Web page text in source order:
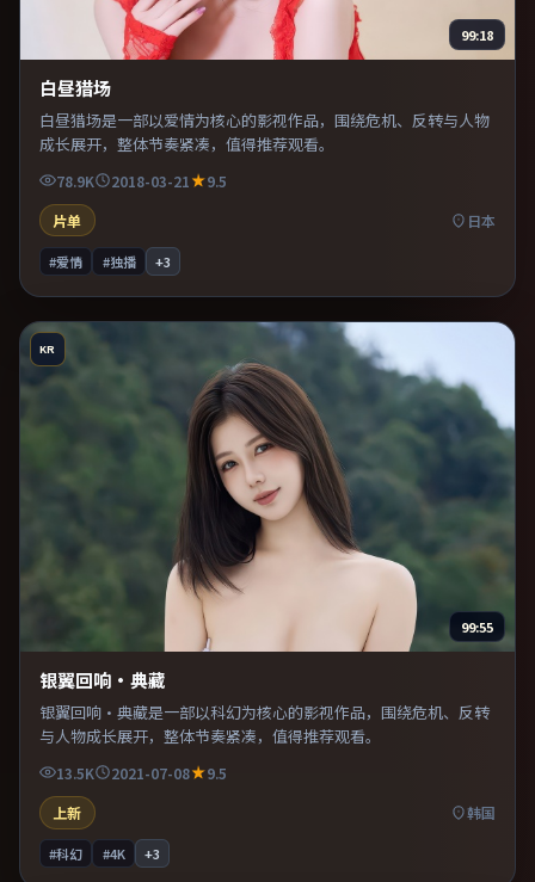
99:18
白昼猎场
白昼猎场是一部以爱情为核心的影视作品，围绕危机、反转与人物
成长展开，整体节奏紧凑，值得推荐观看。
78.9K 2018-03-21
9.5
片单
日本
#爱情 #独播 +3
KR
99:55
银翼回响·典藏
银翼回响·典藏是一部以科幻为核心的影视作品，围绕危机、反转
与人物成长展开，整体节奏紧凑，值得推荐观看。
13.5K 2021-07-08
9.5
上新
韩国
#科幻 #4K +3